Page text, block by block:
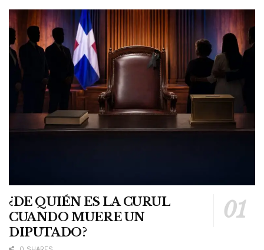
¿DE QUIÉN ES LA CURUL
CUANDO MUERE UN
DIPUTADO?